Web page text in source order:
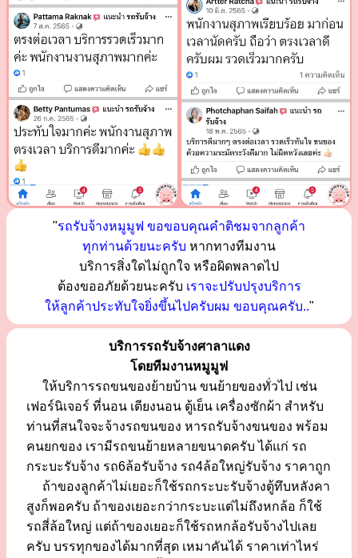
"รถรับจ้างหมูมูฟ ขอขอบคุณคำติชมจากลูกค้า
ทุกท่านด้วยนะครับ หากทางทีมงาน
บริการสิ่งใดไม่ถูกใจ หรือผิดพลาดไป
ต้องขออภัยด้วยนะครับ เราจะปรับปรุงบริการ
ให้ลูกค้าประทับใจยิ่งขึ้นไปครับผม ขอบคุณครับ.."
บริการรถรับจ้างศาลาแดง
โดยทีมงานหมูมูฟ
ให้บริการรถขนของย้ายบ้าน ขนย้ายของทั่วไป เช่น
เฟอร์นิเจอร์ ที่นอน เตียงนอน ตู้เย็น เครื่องซักผ้า สำหรับ
ท่านที่สนใจจะจ้างรถขนของ หารถรับจ้างขนของ พร้อม
คนยกของ เรามีรถขนย้ายหลายขนาดครับ ได้แก่ รถ
กระบะรับจ้าง รถ6ล้อรับจ้าง รถ4ล้อใหญ่รับจ้าง ราคาถูก
ถ้าของลูกค้าไม่เยอะก็ใช้รถกระบะรับจ้างตู้ทึบหลังคา
สูงก็พอครับ ถ้าของเยอะกว่ากระบะแต่ไม่ถึงหกล้อ ก็ใช้
รถสี่ล้อใหญ่ แต่ถ้าของเยอะก็ใช้รถหกล้อรับจ้างไปเลย
ครับ บรรทุกของได้มากที่สุด เหมาคันได้ ราคาเท่าไหร่